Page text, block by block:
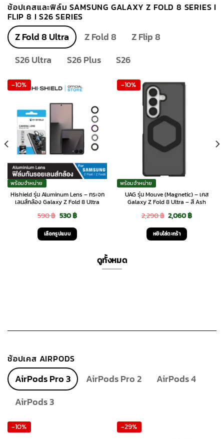
ช้อปเคสและฟิล์ม SAMSUNG GALAXY Z FOLD 8 SERIES I
FLIP 8 I S26 SERIES
Z Fold 8 Ultra Z Fold 8
Z Flip 8
S26 Ultra
S26 Plus S26
-10%
พร้อมจำหน่าย
Hishield รุ่น Aluminum Lens – กระจก
เลนส์กล้อง Galaxy Z Fold 8 Ultra
590฿ Original
price
was:
530฿Current
price
เลือกรูปแบบ
on
the
product
-10%
พร้อมจำหน่าย
UAG รุ่น Mouve (Magnetic) – เคส
Galaxy Z Fold 8 Ultra – สี Ash
2,290฿ Original
price
was:
2,060฿Current
หยิบใส่ตะกร้า
ดูทั้งหมด
ช้อปเคส AIRPODS
AirPods Pro 3 AirPods Pro 2
AirPods 4
AirPods 3
-10% -29%